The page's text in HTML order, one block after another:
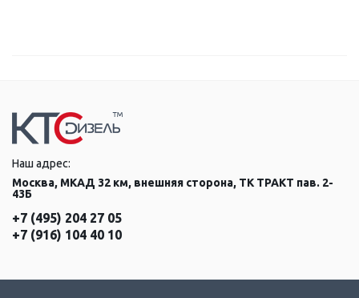
Наш адрес:
Москва, МКАД 32 км, внешняя сторона, ТК ТРАКТ пав. 2-
43Б
+7 (495) 204 27 05
+7 (916) 104 40 10